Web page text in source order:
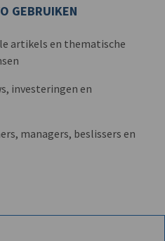
GEBRUIKEN
artikels en thematische
investeringen en
managers, beslissers en